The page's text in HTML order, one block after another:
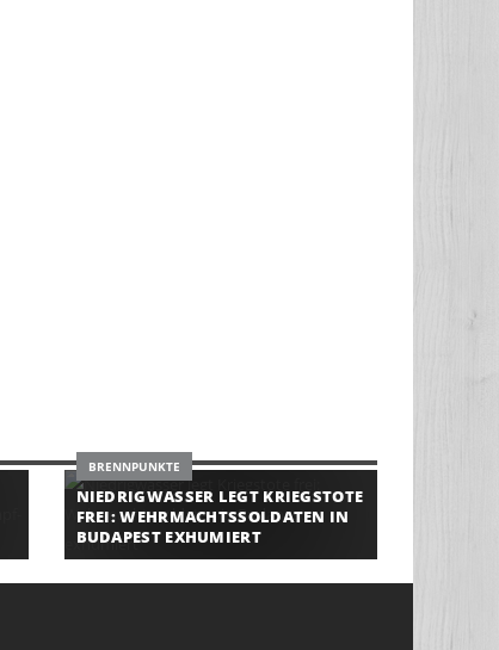
BRENNPUNKTE
NIEDRIGWASSER LEGT KRIEGSTOTE
FREI: WEHRMACHTSSOLDATEN IN
BUDAPEST EXHUMIERT